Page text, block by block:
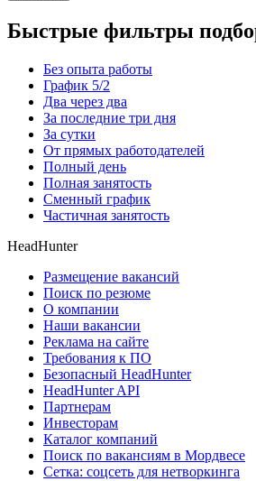
Быстрые фильтры
Без опыта работы
График 5/2
Два через два
За последние три дня
За сутки
От прямых работодателей
Полный день
Полная занятость
Сменный график
Частичная занятость
HeadHunter
Размещение вакансий
Поиск по резюме
О компании
Наши вакансии
Реклама на сайте
Требования к ПО
Безопасный HeadHunter
HeadHunter API
Партнерам
Инвесторам
Каталог компаний
Поиск по вакансиям в Мордвесе
Сетка: соцсеть для нетворкинга